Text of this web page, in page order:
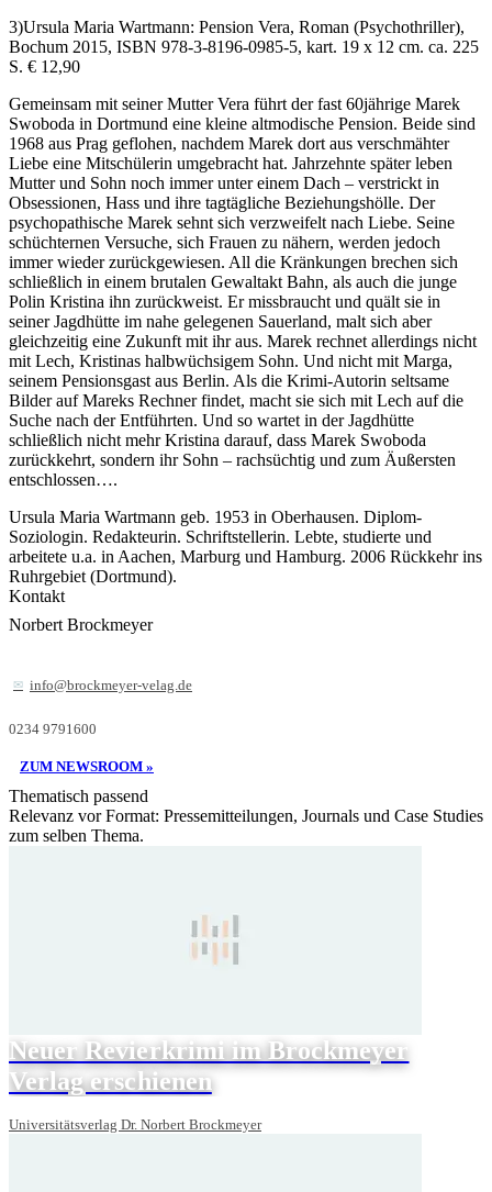
3)Ursula Maria Wartmann: Pension Vera, Roman (Psychothriller),
Bochum 2015, ISBN 978-3-8196-0985-5, kart. 19 x 12 cm. ca. 225
S. € 12,90
Gemeinsam mit seiner Mutter Vera führt der fast 60jährige Marek
Swoboda in Dortmund eine kleine altmodische Pension. Beide sind
1968 aus Prag geflohen, nachdem Marek dort aus verschmähter
Liebe eine Mitschülerin umgebracht hat. Jahrzehnte später leben
Mutter und Sohn noch immer unter einem Dach – verstrickt in
Obsessionen, Hass und ihre tagtägliche Beziehungshölle. Der
psychopathische Marek sehnt sich verzweifelt nach Liebe. Seine
schüchternen Versuche, sich Frauen zu nähern, werden jedoch
immer wieder zurückgewiesen. All die Kränkungen brechen sich
schließlich in einem brutalen Gewaltakt Bahn, als auch die junge
Polin Kristina ihn zurückweist. Er missbraucht und quält sie in
seiner Jagdhütte im nahe gelegenen Sauerland, malt sich aber
gleichzeitig eine Zukunft mit ihr aus. Marek rechnet allerdings nicht
mit Lech, Kristinas halbwüchsigem Sohn. Und nicht mit Marga,
seinem Pensionsgast aus Berlin. Als die Krimi-Autorin seltsame
Bilder auf Mareks Rechner findet, macht sie sich mit Lech auf die
Suche nach der Entführten. Und so wartet in der Jagdhütte
schließlich nicht mehr Kristina darauf, dass Marek Swoboda
zurückkehrt, sondern ihr Sohn – rachsüchtig und zum Äußersten
entschlossen….
Ursula Maria Wartmann geb. 1953 in Oberhausen. Diplom-
Soziologin. Redakteurin. Schriftstellerin. Lebte, studierte und
arbeitete u.a. in Aachen, Marburg und Hamburg. 2006 Rückkehr ins
Ruhrgebiet (Dortmund).
Kontakt
Norbert Brockmeyer
info@brockmeyer-velag.de
0234 9791600
ZUM NEWSROOM »
Thematisch passend
Relevanz vor Format: Pressemitteilungen, Journals und Case Studies
zum selben Thema.
Neuer Revierkrimi im Brockmeyer
Verlag erschienen
Universitätsverlag Dr. Norbert Brockmeyer